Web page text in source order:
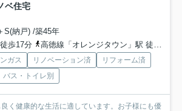
ベ住宅
S(納戸) /築45年
歩17分
高徳線「オレンジタウン」駅 徒歩39分
ガス リノベーション済
リフォーム済
バス・トイレ別
く健康的な生活に適しています。お子様にも優